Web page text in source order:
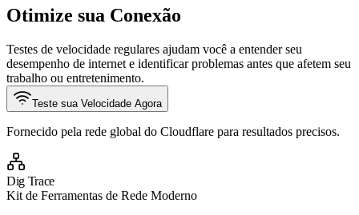
Otimize sua Conexão
Testes de velocidade regulares ajudam você a entender seu
desempenho de internet e identificar problemas antes que afetem seu
trabalho ou entretenimento.
Teste sua Velocidade Agora
Fornecido pela rede global do Cloudflare para resultados precisos.
Dig Trace
Kit de Ferramentas de Rede Moderno